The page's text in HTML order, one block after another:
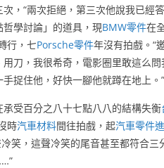
，“兩次拒絕，第三次他說我已經
學討論」的道具，現BMW零件在
行，七Porsche零件年沒有拍戲。“
刀，我很希奇，電影圈里敢這么問
手捉住他，好快一腳他就蹲在地上。”
受百分之八十七點八八的結構失衡
時汽車材料間往拍戲，起汽車零件
笑，這聲冷笑的尾音甚至都符合